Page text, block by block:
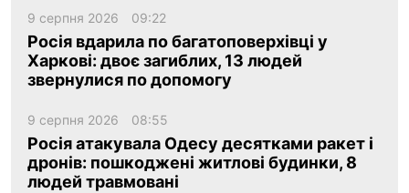
9 серпня 2026 09:22
Росія вдарила по багатоповерхівці у
Харкові: двоє загиблих, 13 людей
звернулися по допомогу
9 серпня 2026 08:55
Росія атакувала Одесу десятками ракет і
дронів: пошкоджені житлові будинки, 8
людей травмовані